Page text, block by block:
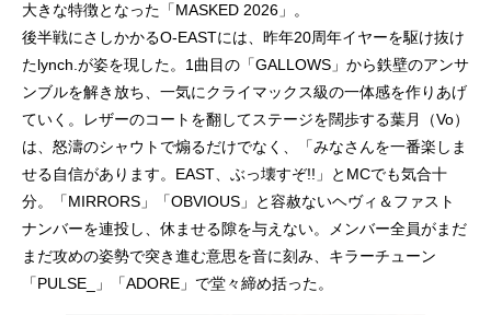
大きな特徴となった「MASKED 2026」。
後半戦にさしかかるO-EASTには、昨年20周年イヤーを駆け抜け
たlynch.が姿を現した。1曲目の「GALLOWS」から鉄壁のアンサ
ンブルを解き放ち、一気にクライマックス級の一体感を作りあげ
ていく。レザーのコートを翻してステージを闊歩する葉月（Vo）
は、怒濤のシャウトで煽るだけでなく、「みなさんを一番楽しま
せる自信があります。EAST、ぶっ壊すぞ!!」とMCでも気合十
分。「MIRRORS」「OBVIOUS」と容赦ないヘヴィ＆ファスト
ナンバーを連投し、休ませる隙を与えない。メンバー全員がまだ
まだ攻めの姿勢で突き進む意思を音に刻み、キラーチューン
「PULSE_」「ADORE」で堂々締め括った。